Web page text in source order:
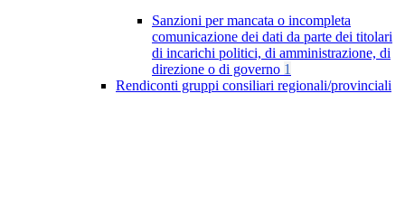
Sanzioni per mancata o incompleta
comunicazione dei dati da parte dei titolari
di incarichi politici, di amministrazione, di
direzione o di governo 1
Rendiconti gruppi consiliari regionali/provinciali